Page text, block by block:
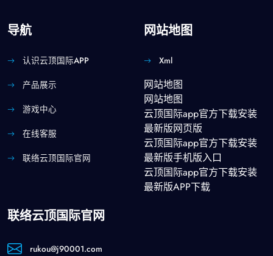
导航
认识云顶国际APP
产品展示
游戏中心
在线客服
联络云顶国际官网
网站地图
Xml
网站地图
网站地图
云顶国际app官方下载安装
最新版网页版
云顶国际app官方下载安装
最新版手机版入口
云顶国际app官方下载安装
最新版APP下载
联络云顶国际官网
rukou@j90001.com